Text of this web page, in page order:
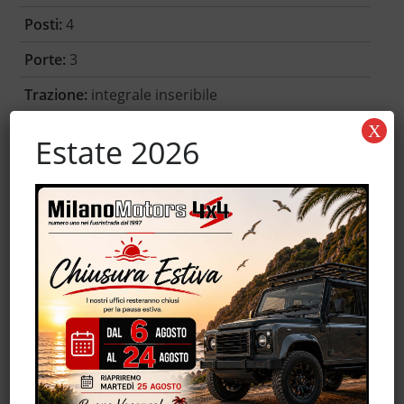
Posti: 4
Porte: 3
Trazione: integrale inseribile
Accessori
Autoradio
Controllo automatico clima
MP3
Servosterzo
Trazione integrale
Volante in pelle
Estate 2026
X